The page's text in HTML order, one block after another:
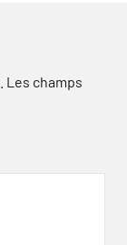
Les champs